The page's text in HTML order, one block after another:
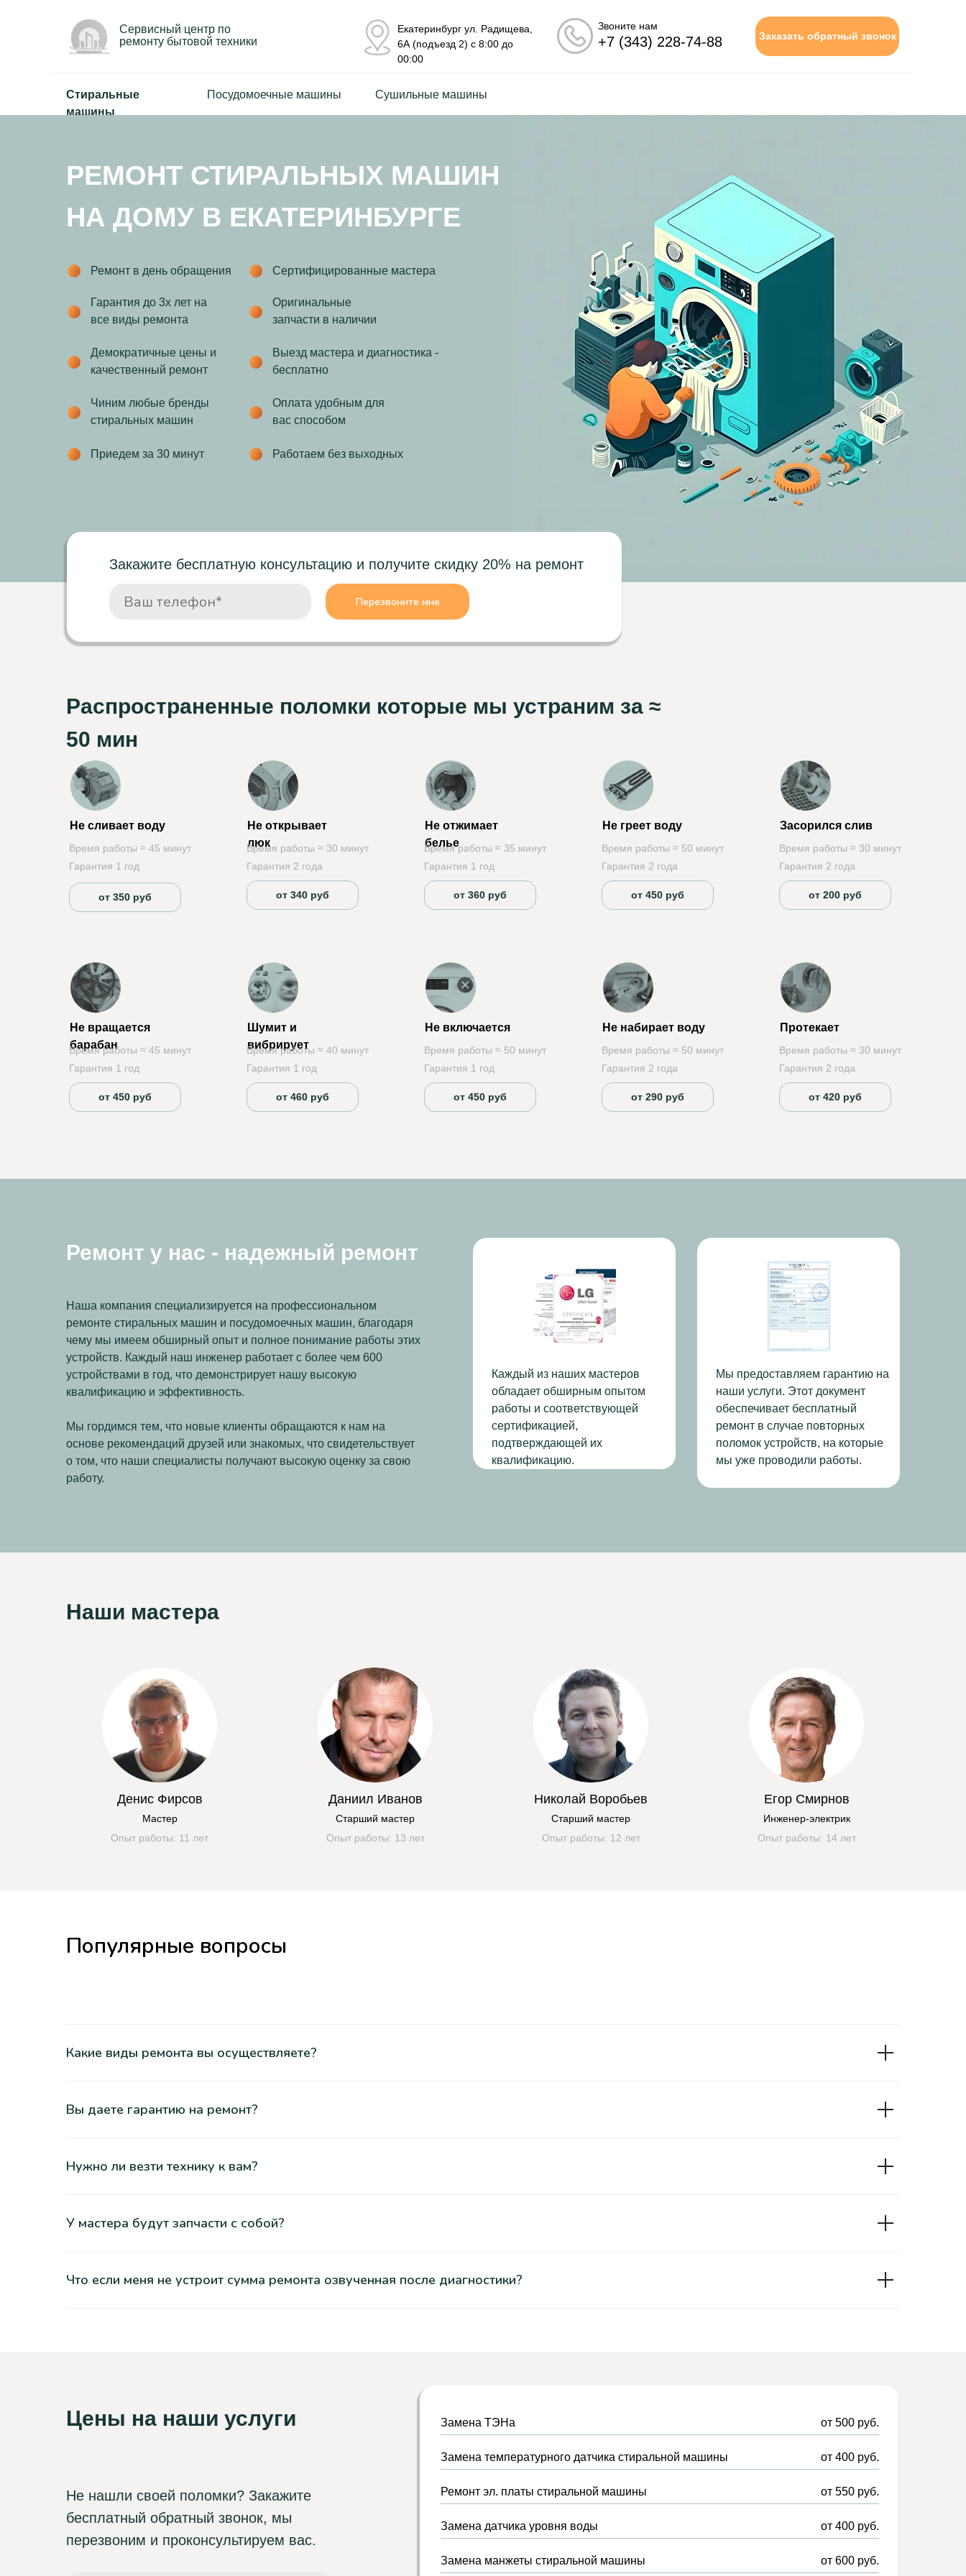
Екатеринбург ул. Радищева,
6А (подъезд 2) с 8:00 до
00:00
Сервисный центр по
ремонту бытовой техники
Звоните нам
+7 (343) 228-74-88 Заказать обратный звонок
Стиральные
машины
Посудомоечные машины Сушильные машины
РЕМОНТ СТИРАЛЬНЫХ МАШИН
НА ДОМУ В ЕКАТЕРИНБУРГЕ
Ремонт в день обращения
Гарантия до 3х лет на
все виды ремонта
Сертифицированные мастера
Демократичные цены и
качественный ремонт
Оригинальные
запчасти в наличии
Выезд мастера и диагностика -
бесплатно
Оплата удобным для
вас способом
Работаем без выходных
Чиним любые бренды
стиральных машин
Приедем за 30 минут
Перезвоните мне
Закажите бесплатную консультацию и получите скидку 20% на ремонт
Распространенные поломки которые мы устраним за ≈
50 мин
Не вращается
барабан
Не сливает воду
Шумит и
вибрирует
Не открывает
люк
Не включается
Не отжимает
белье
Не набирает воду
Не греет воду
Протекает
Засорился слив
Время работы ≈ 45 минут
Время работы ≈ 45 минут
Время работы ≈ 40 минут
Время работы ≈ 30 минут
Время работы ≈ 50 минут
Время работы ≈ 35 минут
Время работы ≈ 50 минут
Время работы ≈ 50 минут
Время работы ≈ 30 минут
Время работы ≈ 30 минут
Гарантия 1 год
Гарантия 1 год
Гарантия 1 год
Гарантия 2 года
Гарантия 1 год
Гарантия 1 год
Гарантия 2 года
Гарантия 2 года
Гарантия 2 года
Гарантия 2 года
от 450 руб
от 350 руб
от 460 руб
от 340 руб
от 450 руб
от 360 руб
от 290 руб
от 450 руб
от 420 руб
от 200 руб
Ремонт у нас - надежный ремонт
Наша компания специализируется на профессиональном
ремонте стиральных машин и посудомоечных машин, благодаря
чему мы имеем обширный опыт и полное понимание работы этих
устройств. Каждый наш инженер работает с более чем 600
устройствами в год, что демонстрирует нашу высокую
квалификацию и эффективность.
Мы гордимся тем, что новые клиенты обращаются к нам на
основе рекомендаций друзей или знакомых, что свидетельствует
о том, что наши специалисты получают высокую оценку за свою
работу.
Каждый из наших мастеров
обладает обширным опытом
работы и соответствующей
сертификацией,
подтверждающей их
квалификацию.
Мы предоставляем гарантию на
наши услуги. Этот документ
обеспечивает бесплатный
ремонт в случае повторных
поломок устройств, на которые
мы уже проводили работы.
Наши мастера
Денис Фирсов
Мастер
Опыт работы: 11 лет
Даниил Иванов
Старший мастер
Опыт работы: 13 лет
Николай Воробьев
Старший мастер
Опыт работы: 12 лет
Егор Смирнов
Инженер-электрик
Опыт работы: 14 лет
Популярные вопросы
Какие виды ремонта вы осуществляете?
Вы даете гарантию на ремонт?
Нужно ли везти технику к вам?
У мастера будут запчасти с собой?
Что если меня не устроит сумма ремонта озвученная после диагностики?
Цены на наши услуги
Замена температурного датчика стиральной машины
Ремонт эл. платы стиральной машины
Замена датчика уровня воды
Замена манжеты стиральной машины
от 400 руб.
от 550 руб.
от 400 руб.
от 600 руб.
Замена ТЭНа от 500 руб.
Не нашли своей поломки? Закажите
бесплатный обратный звонок, мы
перезвоним и проконсультируем вас.